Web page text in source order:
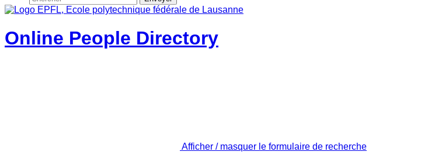
Online People Directory
Afficher / masquer le formulaire de recherche